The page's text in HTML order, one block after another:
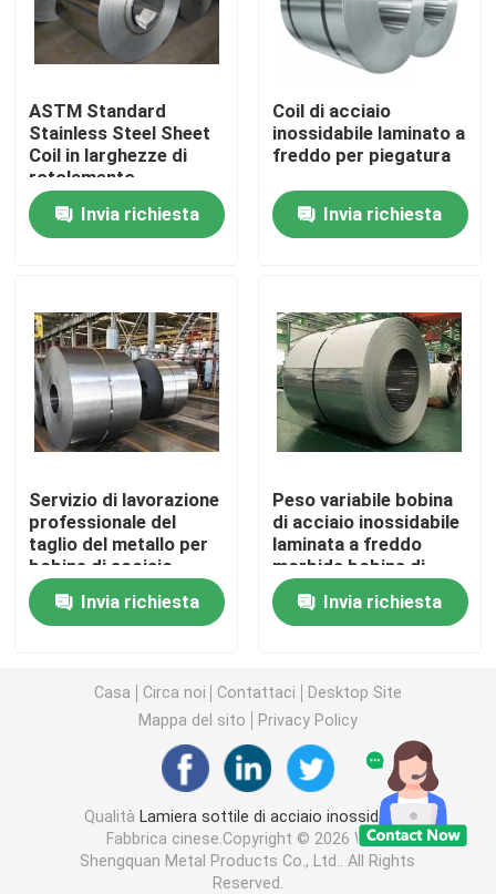
Visita alla fabbrica
Controllo della qualità
Contattaci
Chiedi un preventivo
Lamiera sottile di acciaio inossidabile
Tubo metallico in acciaio inossidabile
Bobina dello strato di acciaio inossidabile
Barre in acciaio inossidabile
Piastra di acciaio inossidabile
Acciaio inossidabile Rod Bar
Strato di acciaio inossidabile 304
Tubo in acciaio inossidabile 316
ASTM Standard
Stainless Steel Sheet
Coil in larghezze di
rotolamento
personalizzate da 15
m e 20 mInvia richiesta
Coil di acciaio
inossidabile laminato a
freddo per piegatura
Invia richiesta
Servizio di lavorazione
professionale del
taglio del metallo per
bobine di acciaio
inossidabile laminate a
caldo Invia richiesta
Peso variabile bobina
di acciaio inossidabile
laminata a freddo
morbida bobina di
acciaio rivestita di
colore per lo
stampaggio
Invia richiesta
Casa Circa noi Contattaci
Desktop Site
Mappa del sito
Privacy Policy
Qualità Lamiera sottile di acciaio inossidabile
Fabbrica cinese.Copyright © 2026 Wuxi
Shengquan Metal Products Co., Ltd.. All Rights
Reserved.